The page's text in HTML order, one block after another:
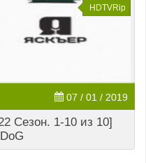
HDTVRip
07 / 01 / 2019
Сезон. 1-10 из 10]